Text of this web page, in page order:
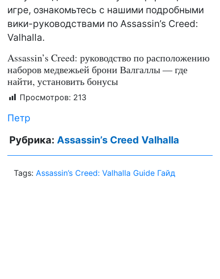
игре, ознакомьтесь с нашими подробными
вики-руководствами по Assassin’s Creed:
Valhalla.
Assassin’s Creed: руководство по расположению
наборов медвежьей брони Валгаллы — где
найти, установить бонусы
Просмотров: 213
Петр
Рубрика: Assassin’s Creed Valhalla
Tags: Assassin’s Creed: Valhalla Guide Гайд